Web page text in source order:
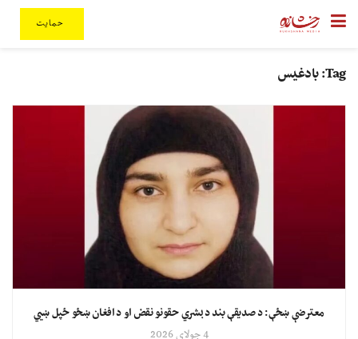
حمایت
Tag: بادغیس
معترضې ښځې: د صدیقې بند د بشري حقونو نقض او د افغان ښځو ځپل ښيي
4 جولای 2026